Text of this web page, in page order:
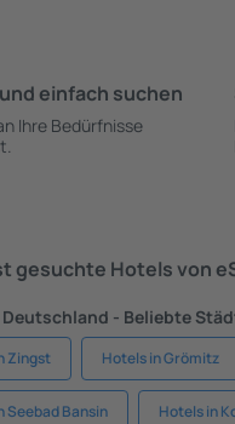
einfach suchen
Ihre Bedürfnisse
gesuchte Hotels von
- Beliebte
Zingst Hotels in Grömitz
Seebad Bansin Hotels in